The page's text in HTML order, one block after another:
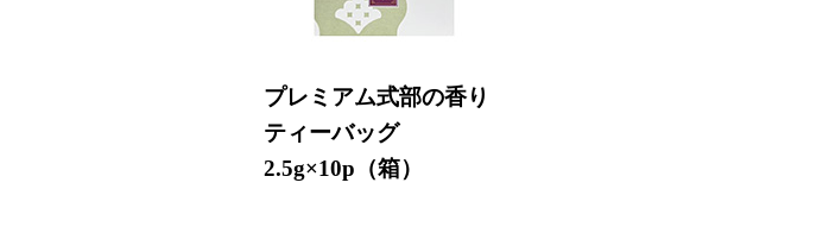
プレミアム式部の香り
ティーバッグ
2.5g×10p（箱）